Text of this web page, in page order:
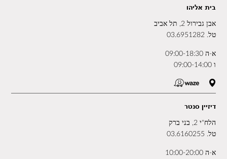
בית אליהו
אבן גבירול 2, תל אביב
טל.03.6951282
א-ה 09:00-18:30
ו 09:00-14:00
דיזיין סנטר
הלח"י 2, בני ברק
טל. 03.6160255
א-ה 10:00-20:00